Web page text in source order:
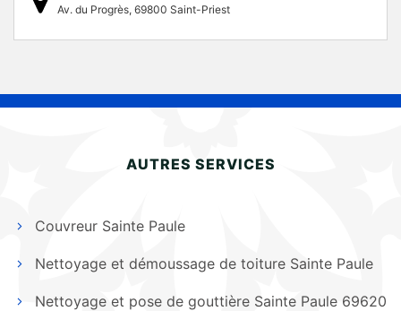
Av. du Progrès, 69800 Saint-Priest
AUTRES SERVICES
Couvreur Sainte Paule
Nettoyage et démoussage de toiture Sainte Paule
Nettoyage et pose de gouttière Sainte Paule 69620